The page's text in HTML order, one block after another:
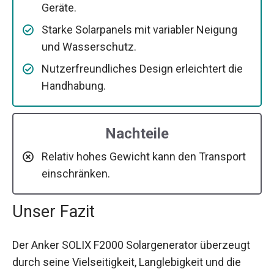
Geräte.
Starke Solarpanels mit variabler Neigung
und Wasserschutz.
Nutzerfreundliches Design erleichtert die
Handhabung.
Nachteile
Relativ hohes Gewicht kann den Transport
einschränken.
Unser Fazit
Der Anker SOLIX F2000 Solargenerator überzeugt
durch seine Vielseitigkeit, Langlebigkeit und die